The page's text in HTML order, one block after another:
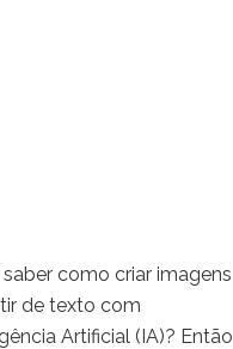
saber como criar imagens
de texto com
Artificial (IA)? Então